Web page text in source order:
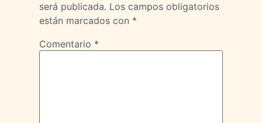
será publicada. Los campos obligatorios
están marcados con *
Comentario *